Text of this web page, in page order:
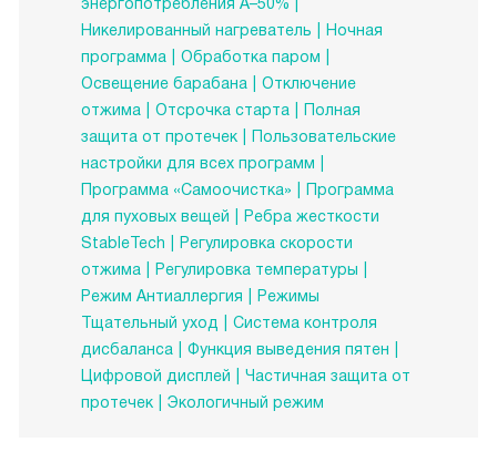
Никелированный нагреватель
Ночная
программа
Обработка паром
Освещение барабана
Отключение
отжима
Отсрочка старта
Полная
защита от протечек
Пользовательские
настройки для всех программ
Программа «Самоочистка»
Программа
для пуховых вещей
Ребра жесткости
StableTech
Регулировка скорости
отжима
Регулировка температуры
Режим Антиаллергия
Режимы
Тщательный уход
Система контроля
дисбаланса
Функция выведения пятен
Цифровой дисплей
Частичная защита от
протечек
Экологичный режим